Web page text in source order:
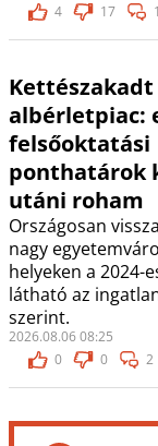
4
17
Kettészakadt
albérletpiac:
felsőoktatási
ponthatárok
utáni roham
Országosan
nagy
helyeken a 2024-
látható az
szerint.
2026.08.06 08:25
0
0 2